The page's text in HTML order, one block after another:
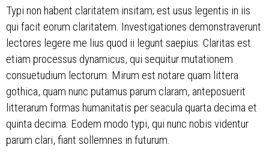
Organizator
Typi non habent claritatem insitam; est usus legentis in iis
qui facit eorum claritatem. Investigationes demonstraverunt
lectores legere me lius quod ii legunt saepius. Claritas est
etiam processus dynamicus, qui sequitur mutationem
consuetudium lectorum. Mirum est notare quam littera
gothica, quam nunc putamus parum claram, anteposuerit
litterarum formas humanitatis per seacula quarta decima et
quinta decima. Eodem modo typi, qui nunc nobis videntur
parum clari, fiant sollemnes in futurum.